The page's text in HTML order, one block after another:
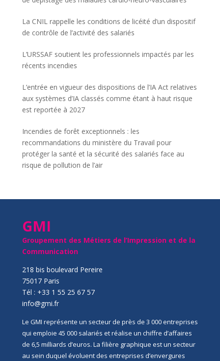
La CNIL rappelle les conditions de licéité d’un dispositif
de contrôle de l’activité des salariés
L’URSSAF soutient les professionnels impactés par les
récents incendies
L’entrée en vigueur des dispositions de l’IA Act relatives
aux systèmes d’IA classés comme étant à haut risque
est reportée à 2027
Incendies de forêt exceptionnels : les
recommandations du ministère du Travail pour
protéger la santé et la sécurité des salariés face au
risque de pollution de l’air
GMI
Groupement des Métiers de l’Impression et de la
Communication
218 bis boulevard Pereire
75017 Paris
Tél : +33 1 55 25 67 57
info@gmi.fr
Le GMI représente un secteur de près de 3 000 entreprises
qui emploie 45 000 salariés et réalise un chiffre d’affaires
de 6,5 milliards d’euros. La filière graphique est un secteur
au sein duquel évoluent des entreprises d’envergures